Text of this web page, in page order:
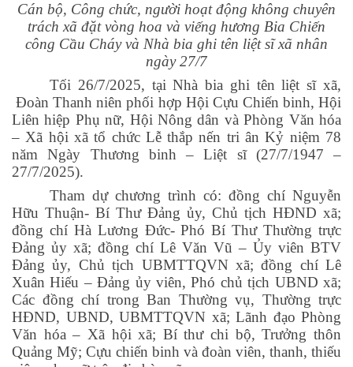
Cán bộ, Công chức, người hoạt động không chuyên
trách xã đặt vòng hoa và viếng hương Bia Chiến
công Cầu Cháy và Nhà bia ghi tên liệt sĩ xã nhân
ngày 27/7
Tối 26/7/2025, tại Nhà bia ghi tên liệt sĩ xã,
Đoàn Thanh niên phối hợp Hội Cựu Chiến binh, Hội
Liên hiệp Phụ nữ, Hội Nông dân và Phòng Văn hóa
– Xã hội xã tổ chức Lễ thắp nến tri ân Kỷ niệm 78
năm Ngày Thương binh – Liệt sĩ (27/7/1947 –
27/7/2025).
Tham dự chương trình có: đồng chí Nguyễn
Hữu Thuận- Bí Thư Đảng ủy, Chủ tịch HĐND xã;
đồng chí Hà Lương Đức- Phó Bí Thư Thường trực
Đảng ủy xã; đồng chí Lê Văn Vũ – Ủy viên BTV
Đảng ủy, Chủ tịch UBMTTQVN xã; đồng chí Lê
Xuân Hiếu – Đảng ủy viên, Phó chủ tịch UBND xã;
Các đồng chí trong Ban Thường vụ, Thường trực
HĐND, UBND, UBMTTQVN xã; Lãnh đạo Phòng
Văn hóa – Xã hội xã; Bí thư chi bộ, Trưởng thôn
Quảng Mỹ; Cựu chiến binh và đoàn viên, thanh, thiếu